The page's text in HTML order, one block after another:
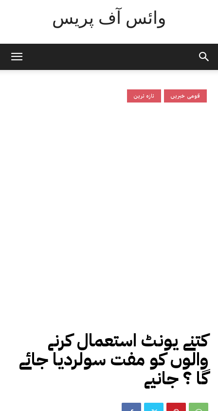
وائس آف پریس
تازہ ترین قومی خبریں
کتنے یونٹ استعمال کرنے
والوں کو مفت سولردیا جائے
گا ؟ جانیے